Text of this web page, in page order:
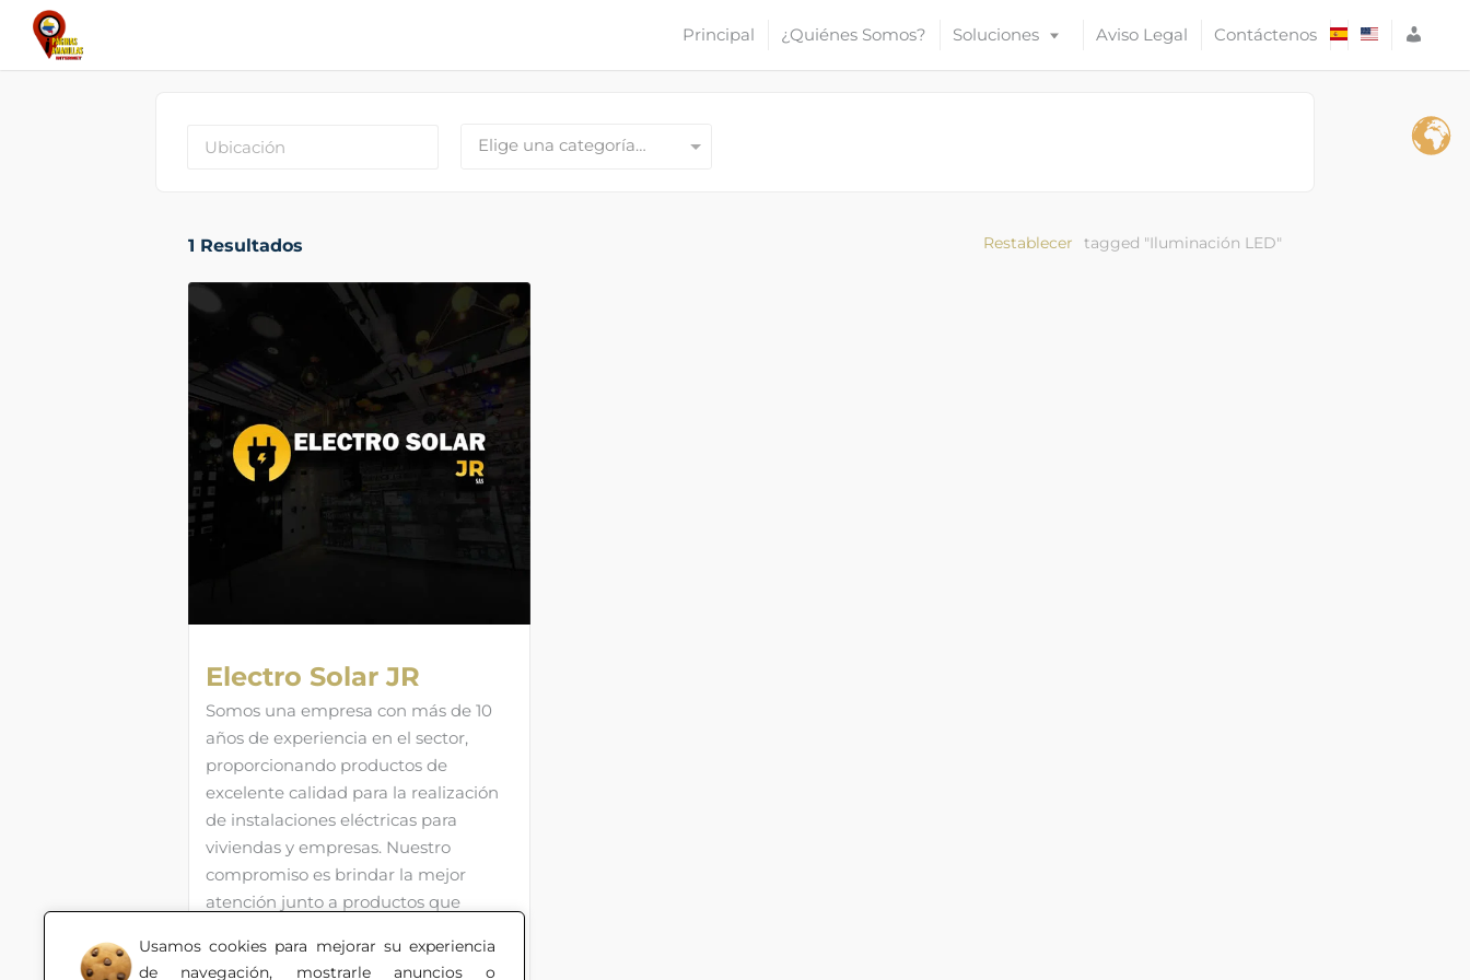
Usamos cookies para mejorar su experiencia
de navegación, mostrarle anuncios o
Principal ¿Quiénes Somos? Soluciones Aviso Legal Contáctenos
S
O
Elige una categoría…
1 Resultados tagged "Iluminación LED"
Restablecer
Electro Solar JR
Somos una empresa con más de 10
años de experiencia en el sector,
proporcionando productos de
excelente calidad para la realización
de instalaciones eléctricas para
viviendas y empresas. Nuestro
compromiso es brindar la mejor
atención junto a productos que
de nuestros clientes.